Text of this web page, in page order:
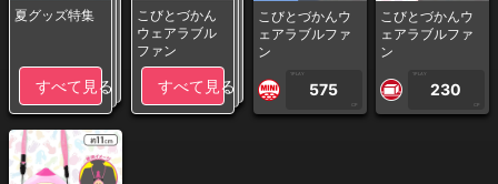
夏グッズ特集
すべて見る
こびとづかん
ウェアラブル
ファン
すべて見る
こびとづかんウ
ェアラブルファ
ン
1PLAY
575
CP
こびとづかんウ
ェアラブルファ
ン
1PLAY
230
CP